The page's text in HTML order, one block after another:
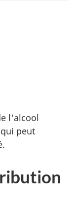
l'alcool
peut